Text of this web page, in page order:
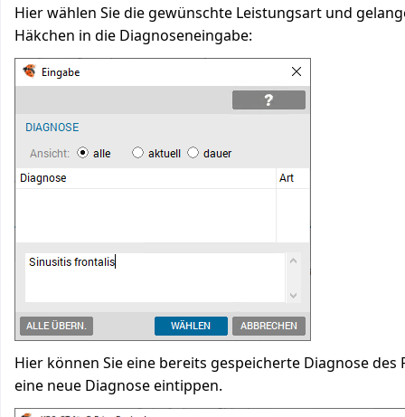
Hier wählen Sie die gewünschte Leistungsart und
Häkchen in die Diagnoseneingabe:
Hier können Sie eine bereits gespeicherte Diagnose
eine neue Diagnose eintippen.